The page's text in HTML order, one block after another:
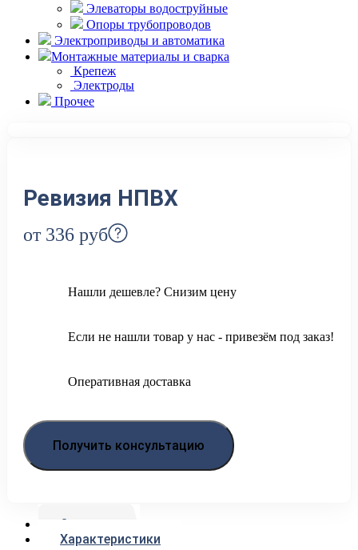
Элеваторы водоструйные
Опоры трубопроводов
Электроприводы и автоматика
Монтажные материалы и сварка
Крепеж
Электроды
Прочее
Ревизия НПВХ
от 336 руб
Нашли дешевле? Снизим цену
Если не нашли товар у нас - привезём под заказ!
Оперативная доставка
Получить консультацию
Описание
Характеристики